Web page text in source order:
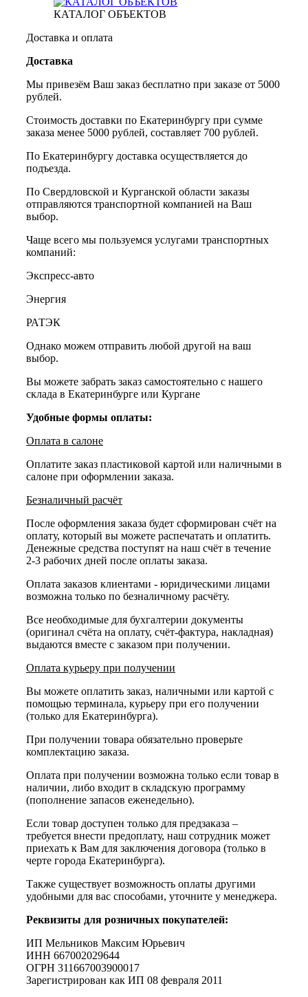
КАТАЛОГ ОБЪЕКТОВ
Доставка и оплата
Доставка
Мы привезём Ваш заказ бесплатно при заказе от 5000
рублей.
Стоимость доставки по Екатеринбургу при сумме
заказа менее 5000 рублей, составляет 700 рублей.
По Екатеринбургу доставка осуществляется до
подъезда.
По Свердловской и Курганской области заказы
отправляются транспортной компанией на Ваш
выбор.
Чаще всего мы пользуемся услугами транспортных
компаний:
Экспресс-авто
Энергия
РАТЭК
Однако можем отправить любой другой на ваш
выбор.
Вы можете забрать заказ самостоятельно с нашего
склада в Екатеринбурге или Кургане
Удобные формы оплаты:
Оплата в салоне
Оплатите заказ пластиковой картой или наличными в
салоне при оформлении заказа.
Безналичный расчёт
После оформления заказа будет сформирован счёт на
оплату, который вы можете распечатать и оплатить.
Денежные средства поступят на наш счёт в течение
2-3 рабочих дней после оплаты заказа.
Оплата заказов клиентами - юридическими лицами
возможна только по безналичному расчёту.
Все необходимые для бухгалтерии документы
(оригинал счёта на оплату, счёт-фактура, накладная)
выдаются вместе с заказом при получении.
Оплата курьеру при получении
Вы можете оплатить заказ, наличными или картой с
помощью терминала, курьеру при его получении
(только для Екатеринбурга).
При получении товара обязательно проверьте
комплектацию заказа.
Оплата при получении возможна только если товар в
наличии, либо входит в складскую программу
(пополнение запасов еженедельно).
Если товар доступен только для предзаказа –
требуется внести предоплату, наш сотрудник может
приехать к Вам для заключения договора (только в
черте города Екатеринбурга).
Также существует возможность оплаты другими
удобными для вас способами, уточните у менеджера.
Реквизиты для розничных покупателей:
ИП Мельников Максим Юрьевич
ИНН 667002029644
ОГРН 311667003900017
Зарегистрирован как ИП 08 февраля 2011